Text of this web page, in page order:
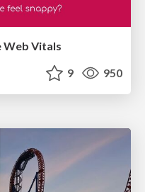
Web Vitals
9 950